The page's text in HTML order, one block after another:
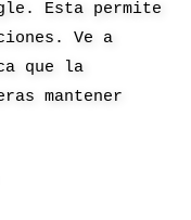
Esta permite
Ve a
que la
mantener